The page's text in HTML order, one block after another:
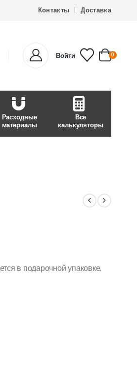
Контакты Доставка
Войти 0
Расходные
материалы
Все
калькуляторы
в подарочной упаковке.